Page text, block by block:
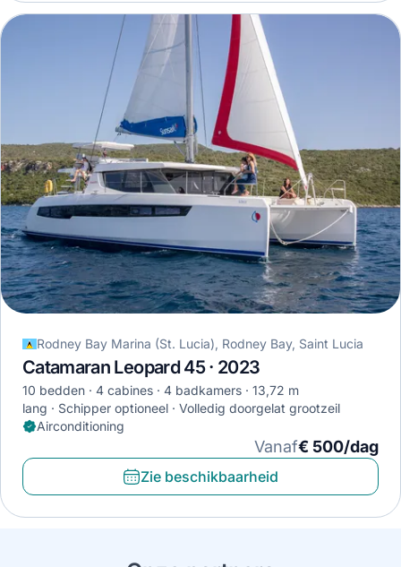
Rodney Bay Marina (St. Lucia), Rodney Bay, Saint Lucia
Catamaran Leopard 45 · 2023
10 bedden 4 cabines 4 badkamers
13,72 m
lang
Schipper optioneel
Volledig doorgelat grootzeil
Airconditioning
Vanaf€ 500/dag
Zie beschikbaarheid